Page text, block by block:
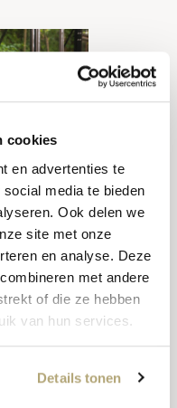
cookies
en advertenties te
media te bieden
Ook delen we
site met onze
en analyse. Deze
met andere
of die ze hebben
van hun services.
Details tonen